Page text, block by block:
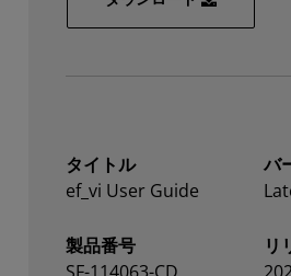
タイトル
ef_vi User Guide
バ
製品番号
リ